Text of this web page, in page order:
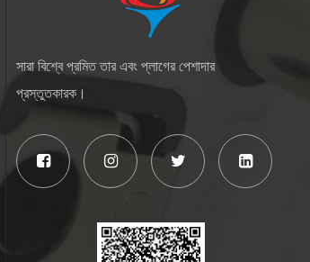
সারা বিশ্বে প্রমিত তার এবং প্লাগের পেশাদার
প্রস্তুতকারক।